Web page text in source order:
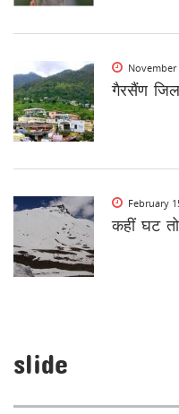
November
गैरसैंण
February
कहीं घट
slide